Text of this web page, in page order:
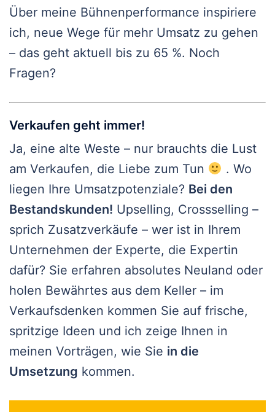
Über meine Bühnenperformance inspiriere
ich, neue Wege für mehr Umsatz zu gehen
– das geht aktuell bis zu 65 %. Noch
Fragen?
Verkaufen geht immer!
Ja, eine alte Weste – nur brauchts die Lust
am Verkaufen, die Liebe zum Tun
. Wo
liegen Ihre Umsatzpotenziale? Bei den
Bestandskunden! Upselling, Crossselling –
sprich Zusatzverkäufe – wer ist in Ihrem
Unternehmen der Experte, die Expertin
dafür? Sie erfahren absolutes Neuland oder
holen Bewährtes aus dem Keller – im
Verkaufsdenken kommen Sie auf frische,
spritzige Ideen und ich zeige Ihnen in
meinen Vorträgen, wie Sie in die
Umsetzung kommen.